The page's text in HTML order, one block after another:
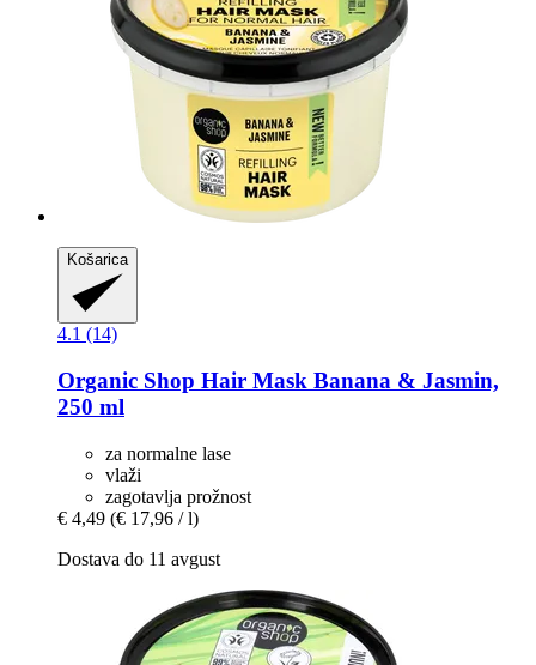
Košarica
4.1 (14)
Organic Shop Hair Mask Banana & Jasmin,
250 ml
za normalne lase
vlaži
zagotavlja prožnost
€ 4,49 (€ 17,96 / l)
Dostava do 11 avgust